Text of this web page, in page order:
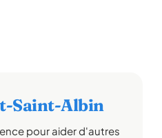
Saint-Albin
pour aider d'autres